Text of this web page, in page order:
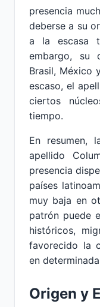
presencia
deberse a su
a la escasa
embargo, su
Brasil, México
escaso, el
ciertos
tiempo.
En resumen,
apellido
presencia
países
muy baja en
patrón puede
históricos,
favorecido la
en
Origen y